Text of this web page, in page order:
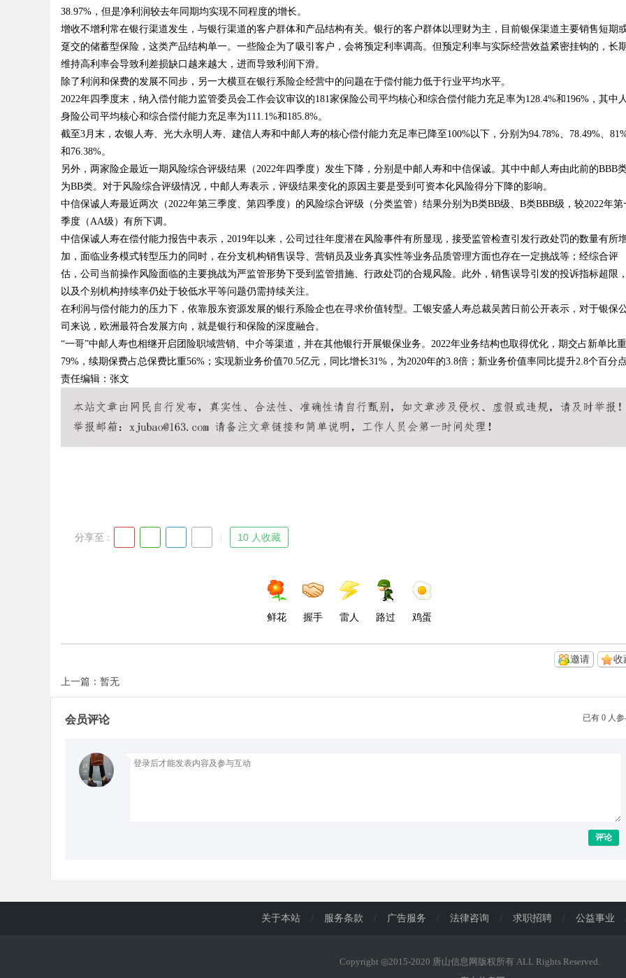
Bo
ar
38.97%，但是净利润较去年同期均实现不同程度的增长。
增收不增利常在银行渠道发生，与银行渠道的客户群体和产品结构有关。银行的客户群体以理财为主，目前银保渠道主要销售短期
趸交的储蓄型保险，这类产品结构单一。一些险企为了吸引客户，会将预定利率调高。但预定利率与实际经营效益紧密挂钩的，长
维持高利率会导致利差损缺口越来越大，进而导致利润下滑。
除了利润和保费的发展不同步，另一大横亘在银行系险企经营中的问题在于偿付能力低于行业平均水平。
2022年四季度末，纳入偿付能力监管委员会工作会议审议的181家保险公司平均核心和综合偿付能力充足率为128.4%和196%，其中
身险公司平均核心和综合偿付能力充足率为111.1%和185.8%。
截至3月末，农银人寿、光大永明人寿、建信人寿和中邮人寿的核心偿付能力充足率已降至100%以下，分别为94.78%、78.49%、
和76.38%。
另外，两家险企最近一期风险综合评级结果（2022年四季度）发生下降，分别是中邮人寿和中信保诚。其中中邮人寿由此前的BBB
为BB类。对于风险综合评级情况，中邮人寿表示，评级结果变化的原因主要是受到可资本化风险得分下降的影响。
中信保诚人寿最近两次（2022年第三季度、第四季度）的风险综合评级（分类监管）结果分别为B类BB级、B类BBB级，较2022年第
季度（AA级）有所下调。
中信保诚人寿在偿付能力报告中表示，2019年以来，公司过往年度潜在风险事件有所显现，接受监管检查引发行政处罚的数量有所
加，面临业务模式转型压力的同时，在分支机构销售误导、营销员及业务真实性等业务品质管理方面也存在一定挑战等；经综合评
估，公司当前操作风险面临的主要挑战为严监管形势下受到监管措施、行政处罚的合规风险。此外，销售误导引发的投诉指标超限
以及个别机构持续率仍处于较低水平等问题仍需持续关注。
在利润与偿付能力的压力下，依靠股东资源发展的银行系险企也在寻求价值转型。工银安盛人寿总裁吴茜日前公开表示，对于银保
司来说，欧洲最符合发展方向，就是银行和保险的深度融合。
“一哥”中邮人寿也相继开启团险职域营销、中介等渠道，并在其他银行开展银保业务。2022年业务结构也取得优化，期交占新单比重
79%，续期保费占总保费比重56%；实现新业务价值70.5亿元，同比增长31%，为2020年的3.8倍；新业务价值率同比提升2.8个百分
责任编辑：张文
分享至 : 10 人收藏
鲜花 握手 雷人 路过 鸡蛋
收
邀请
上一篇：暂无
已有 0 人
会员评论
评论
关于本站 / 服务条款 / 广告服务 / 法律咨询 / 求职招聘 / 公益事业
Copyright ◎2015-2020 唐山信息网版权所有 ALL Rights Reserved.